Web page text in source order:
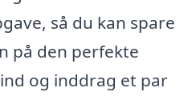
så du kan spare
på den perfekte
og inddrag et par